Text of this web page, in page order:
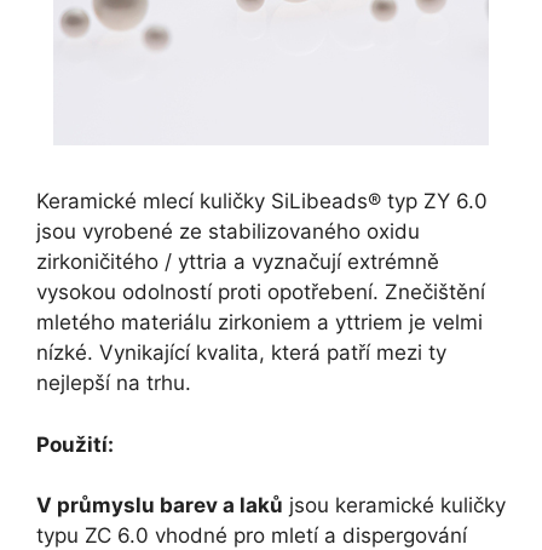
Keramické mlecí kuličky SiLibeads® typ ZY 6.0
jsou vyrobené ze stabilizovaného oxidu
zirkoničitého / yttria a vyznačují extrémně
vysokou odolností proti opotřebení. Znečištění
mletého materiálu zirkoniem a yttriem je velmi
nízké. Vynikající kvalita, která patří mezi ty
nejlepší na trhu.
Použití:
V průmyslu barev a laků jsou keramické kuličky
typu ZC 6.0 vhodné pro mletí a dispergování